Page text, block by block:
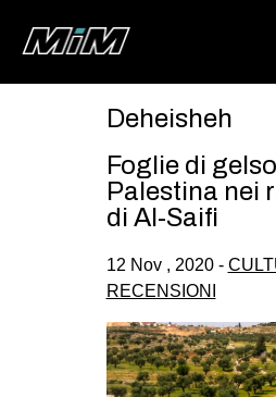
ABOUT
CSOA
MSM
Deheisheh
Foglie di
Palestina nei
di Al-Saifi
12 Nov , 2020 -
RECENSIONI